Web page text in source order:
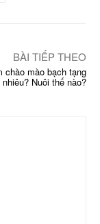
BÀI TIẾP THEO
chào mào bạch tạng
nhiêu? Nuôi thế nào?